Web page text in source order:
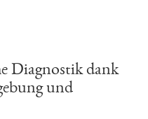
Diagnostik dank
und